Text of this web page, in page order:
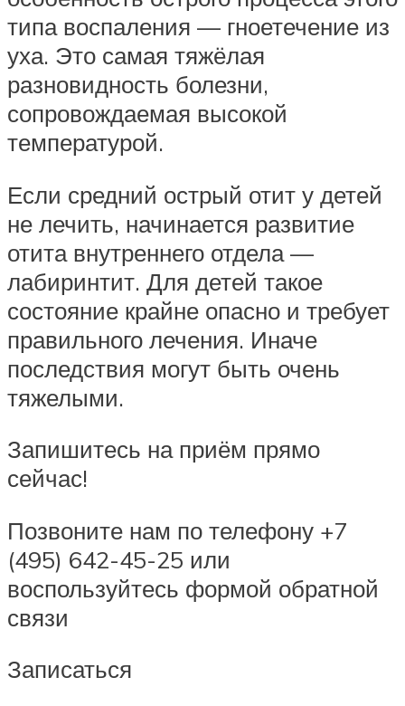
типа воспаления — гноетечение из
уха. Это самая тяжёлая
разновидность болезни,
сопровождаемая высокой
температурой.
Если средний острый отит у детей
не лечить, начинается развитие
отита внутреннего отдела —
лабиринтит. Для детей такое
состояние крайне опасно и требует
правильного лечения. Иначе
последствия могут быть очень
тяжелыми.
Запишитесь на приём прямо
сейчас!
Позвоните нам по телефону +7
(495) 642-45-25 или
воспользуйтесь формой обратной
связи
Записаться